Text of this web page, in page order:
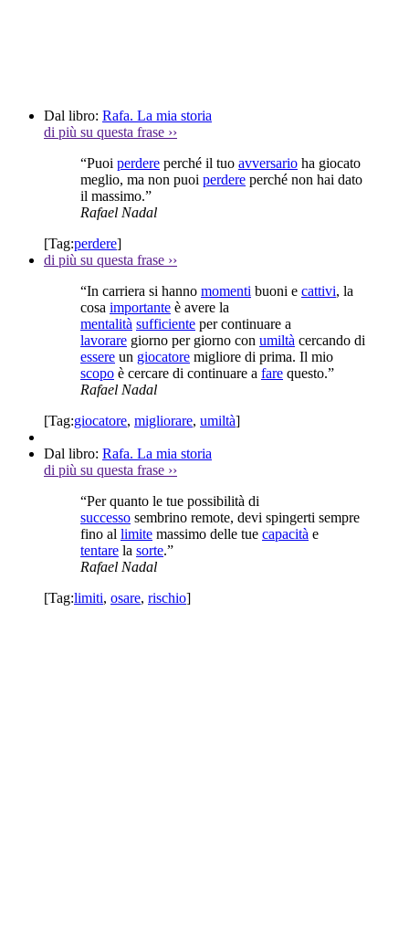
Dal libro: Rafa. La mia storia
di più su questa frase ››
“Puoi perdere perché il tuo avversario ha giocato
meglio, ma non puoi perdere perché non hai dato
il massimo.”
Rafael Nadal
[Tag:perdere]
di più su questa frase ››
“In carriera si hanno momenti buoni e cattivi, la
cosa importante è avere la
mentalità sufficiente per continuare a
lavorare giorno per giorno con umiltà cercando di
essere un giocatore migliore di prima. Il mio
scopo è cercare di continuare a fare questo.”
Rafael Nadal
[Tag:giocatore, migliorare, umiltà]
Dal libro: Rafa. La mia storia
di più su questa frase ››
“Per quanto le tue possibilità di
successo sembrino remote, devi spingerti sempre
fino al limite massimo delle tue capacità e
tentare la sorte.”
Rafael Nadal
[Tag:limiti, osare, rischio]